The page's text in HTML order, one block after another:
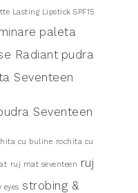
Lasting Lipstick SPF15
paleta
Radiant pudra
Seventeen
Seventeen
cu buline rochita cu
ruj mat seventeen ruj
eyes strobing &